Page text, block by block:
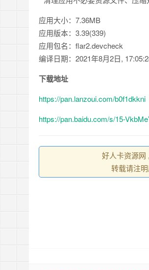
应用大小：7.36MB
应用版本：3.39(339)
应用包名：flar2.devcheck
编译日期：2021年8月2日,
下载地址
https://pan.lanzoui.com/b0f1dkkni
https://pan.baidu.com/s/15-
好人卡资源网
转载请注明